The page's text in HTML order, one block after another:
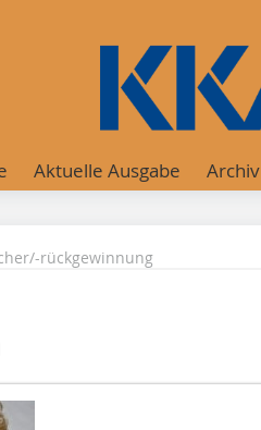
Aktuelle Ausgabe Archiv
rückgewinnung